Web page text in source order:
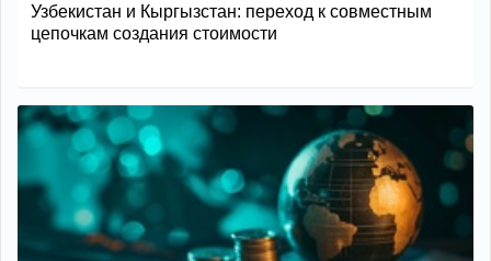
Узбекистан и Кыргызстан: переход к совместным
цепочкам создания стоимости